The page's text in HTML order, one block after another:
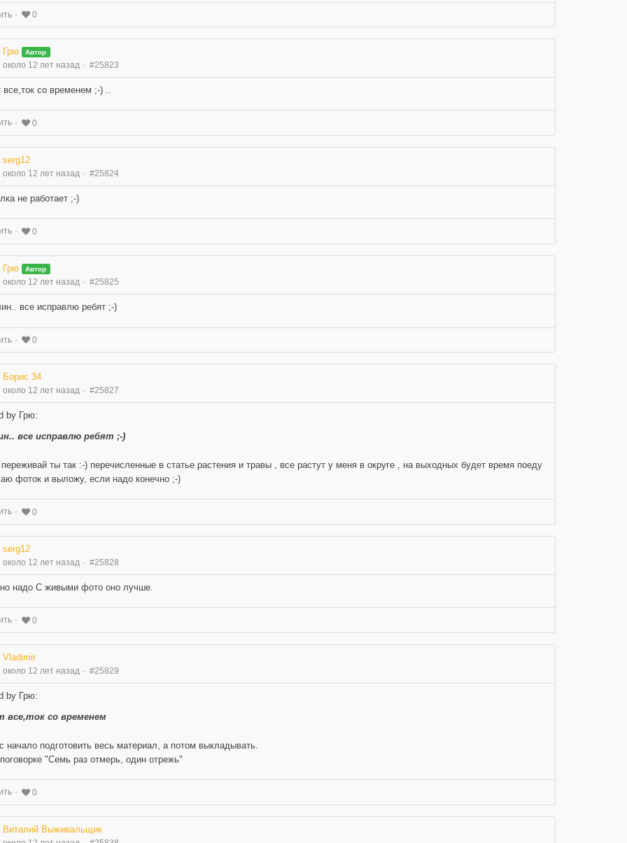
0
Грю Автор
около 12 лет назад #25823
все,ток со временем ;-) ..
0
serg12
около 12 лет назад #25824
не работает ;-)
0
Грю Автор
около 12 лет назад #25825
все исправлю ребят ;-)
0
Борис 34
около 12 лет назад #25827
by Грю:
все исправлю ребят ;-)
ты так :-) перечисленные в статье растения и травы , все растут у меня в округе , на выходных будет время поеду
фоток и выложу, если надо конечно ;-)
0
serg12
около 12 лет назад #25828
надо С живыми фото оно лучше.
0
Vladimir
около 12 лет назад #25829
by Грю:
все,ток со временем
начало подготовить весь материал, а потом выкладывать.
"Семь раз отмерь, один отрежь"
0
Виталий Выживальщик